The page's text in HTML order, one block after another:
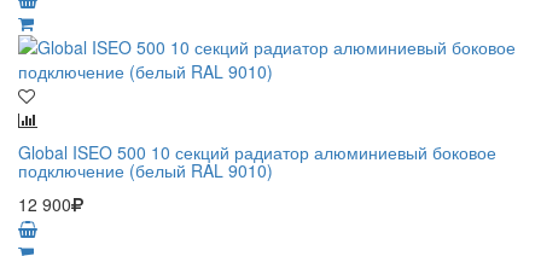
Global ISEO 500 10 секций радиатор алюминиевый боковое
подключение (белый RAL 9010)
12 900